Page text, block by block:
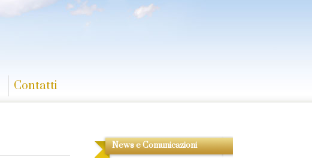
Contatti
News e Comunicazioni